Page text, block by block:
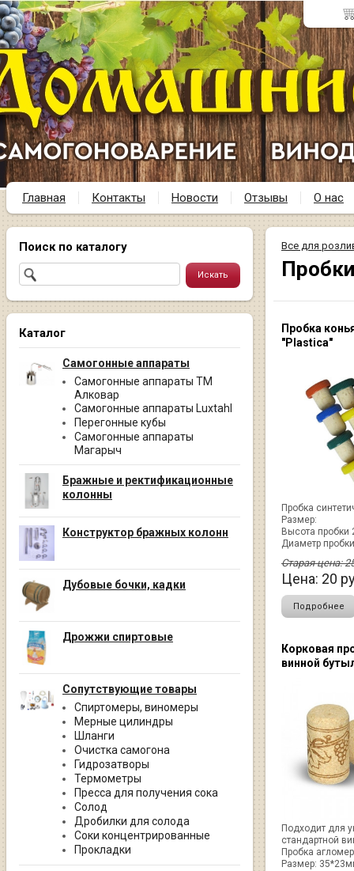
Главная Контакты Новости Отзывы О нас
Поиск по каталогу
Каталог
Самогонные аппараты
Самогонные аппараты ТМ
Алковар
Самогонные аппараты Luxtahl
Перегонные кубы
Самогонные аппараты
Магарыч
Бражные и ректификационные
колонны
Конструктор бражных колонн
Дубовые бочки, кадки
Дрожжи спиртовые
Сопутствующие товары
Спиртомеры, виномеры
Мерные цилиндры
Шланги
Очистка самогона
Гидрозатворы
Термометры
Пресса для получения сока
Солод
Дробилки для солода
Соки концентрированные
Прокладки
Все для
Пробка
"Plastica"
Пробка
Размер:
Высота пробки
Диаметр
Старая цена:
Цена: 20
Подробнее
Корковая
винной
Подходит для
стандартной
Пробка
Размер: